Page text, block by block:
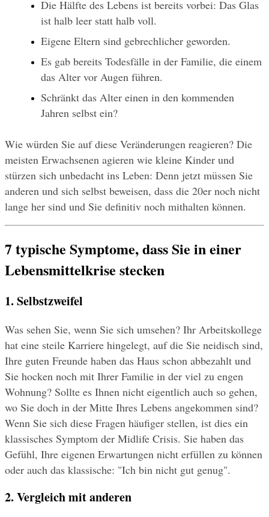
Die Hälfte des Lebens ist bereits vorbei: Das Glas
ist halb leer statt halb voll.
Eigene Eltern sind gebrechlicher geworden.
Es gab bereits Todesfälle in der Familie, die einem
das Alter vor Augen führen.
Schränkt das Alter einen in den kommenden
Jahren selbst ein?
Wie würden Sie auf diese Veränderungen reagieren? Die
meisten Erwachsenen agieren wie kleine Kinder und
stürzen sich unbedacht ins Leben: Denn jetzt müssen Sie
anderen und sich selbst beweisen, dass die 20er noch nicht
lange her sind und Sie definitiv noch mithalten können.
7 typische Symptome, dass Sie in einer
Lebensmittelkrise stecken
1. Selbstzweifel
Was sehen Sie, wenn Sie sich umsehen? Ihr Arbeitskollege
hat eine steile Karriere hingelegt, auf die Sie neidisch sind,
Ihre guten Freunde haben das Haus schon abbezahlt und
Sie hocken noch mit Ihrer Familie in der viel zu engen
Wohnung? Sollte es Ihnen nicht eigentlich auch so gehen,
wo Sie doch in der Mitte Ihres Lebens angekommen sind?
Wenn Sie sich diese Fragen häufiger stellen, ist dies ein
klassisches Symptom der Midlife Crisis. Sie haben das
Gefühl, Ihre eigenen Erwartungen nicht erfüllen zu können
oder auch das klassische: "Ich bin nicht gut genug".
2. Vergleich mit anderen